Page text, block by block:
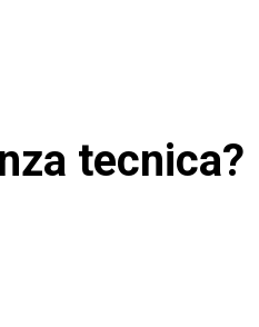
tecnica?